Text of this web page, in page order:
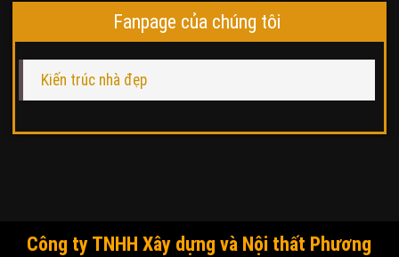
Fanpage của chúng tôi
Kiến trúc nhà đẹp
Công ty TNHH Xây dựng và Nội thất Phương